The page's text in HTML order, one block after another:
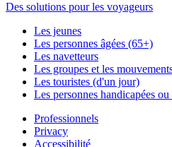
Des solutions pour les voyageurs
Les jeunes
Les personnes âgées (65+)
Les navetteurs
Les groupes et les
Les touristes (d'un jour)
Les personnes handicapées
Professionnels
Privacy
Accessibilité